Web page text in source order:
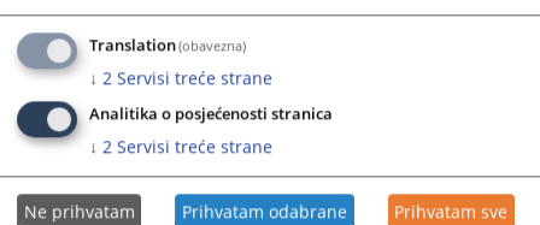
Translation(obavezna)
↓ 2 Servisi treće strane
Analitika o posjećenosti stranica
↓ 2 Servisi treće strane
Ne prihvatam Prihvatam odabrane Prihvatam sve